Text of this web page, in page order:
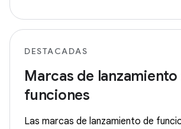
DESTACADAS
Marcas de lanzamiento
funciones
Las marcas de lanzamiento de